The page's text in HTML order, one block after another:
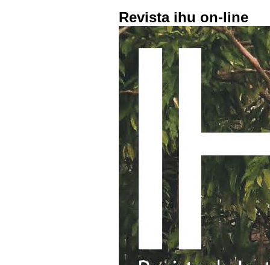
Revista ihu on-line